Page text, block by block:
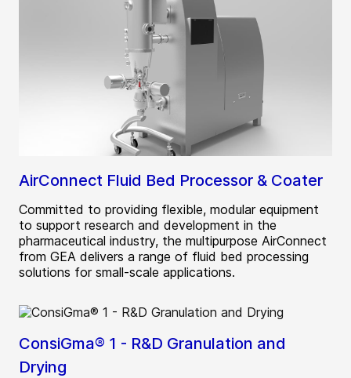
AirConnect Fluid Bed Processor & Coater
Committed to providing flexible, modular equipment
to support research and development in the
pharmaceutical industry, the multipurpose AirConnect
from GEA delivers a range of fluid bed processing
solutions for small-scale applications.
ConsiGma® 1 - R&D Granulation and
Drying